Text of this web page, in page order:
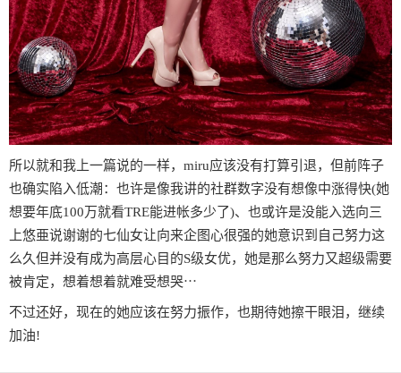
所以就和我上一篇说的一样，miru应该没有打算引退，但前阵子
也确实陷入低潮：也许是像我讲的社群数字没有想像中涨得快(她
想要年底100万就看TRE能进帐多少了)、也或许是没能入选向三
上悠亜说谢谢的七仙女让向来企图心很强的她意识到自己努力这
么久但并没有成为高层心目的S级女优，她是那么努力又超级需要
被肯定，想着想着就难受想哭⋯
不过还好，现在的她应该在努力振作，也期待她擦干眼泪，继续
加油!